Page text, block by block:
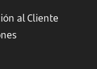
al Cliente